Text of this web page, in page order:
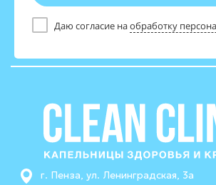
Даю согласие наобработку
г. Пенза, ул. Ленинградская, 3а